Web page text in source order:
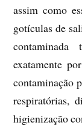
assim como
gotículas de
exatamente
contaminação
respiratórias,
higienização